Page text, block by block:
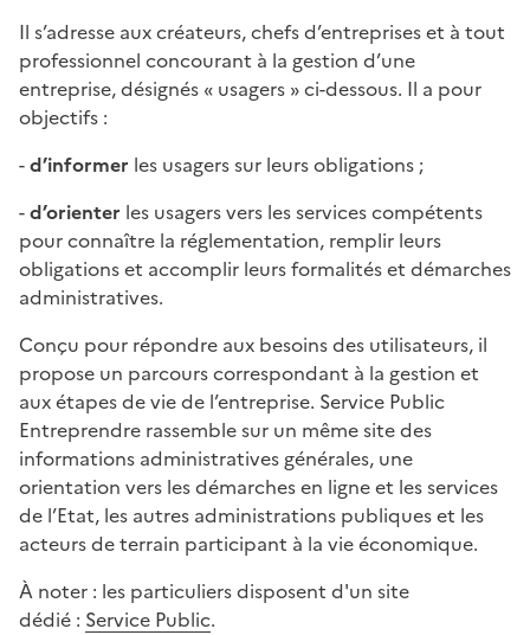
Il s’adresse aux créateurs, chefs d’entreprises et à tout
professionnel concourant à la gestion d’une
entreprise, désignés « usagers » ci-dessous. Il a pour
objectifs :
-d’informer les usagers sur leurs obligations ;
-d’orienter les usagers vers les services compétents
pour connaître la réglementation, remplir leurs
obligations et accomplir leurs formalités et démarches
administratives.
Conçu pour répondre aux besoins des utilisateurs, il
propose un parcours correspondant à la gestion et
aux étapes de vie de l’entreprise. Service Public
Entreprendre rassemble sur un même site des
informations administratives générales, une
orientation vers les démarches en ligne et les services
de l’Etat, les autres administrations publiques et les
acteurs de terrain participant à la vie économique.
À noter : les particuliers disposent d'un site
dédié : Service Public.